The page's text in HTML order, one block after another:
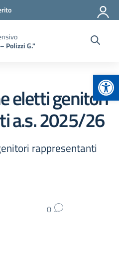
Polizzi G."
eletti genitori
a.s. 2025/26
rappresentanti
0